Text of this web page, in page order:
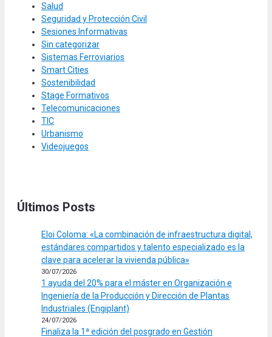
Salud
Seguridad y Protección Civil
Sesiones Informativas
Sin categorizar
Sistemas Ferroviarios
Smart Cities
Sostenibilidad
Stage Formativos
Telecomunicaciones
TIC
Urbanismo
Videojuegos
Últimos Posts
Eloi Coloma: «La combinación de infraestructura digital,
estándares compartidos y talento especializado es la
clave para acelerar la vivienda pública»
30/07/2026
1 ayuda del 20% para el máster en Organización e
Ingeniería de la Producción y Dirección de Plantas
Industriales (Engiplant)
24/07/2026
Finaliza la 1ª edición del posgrado en Gestión